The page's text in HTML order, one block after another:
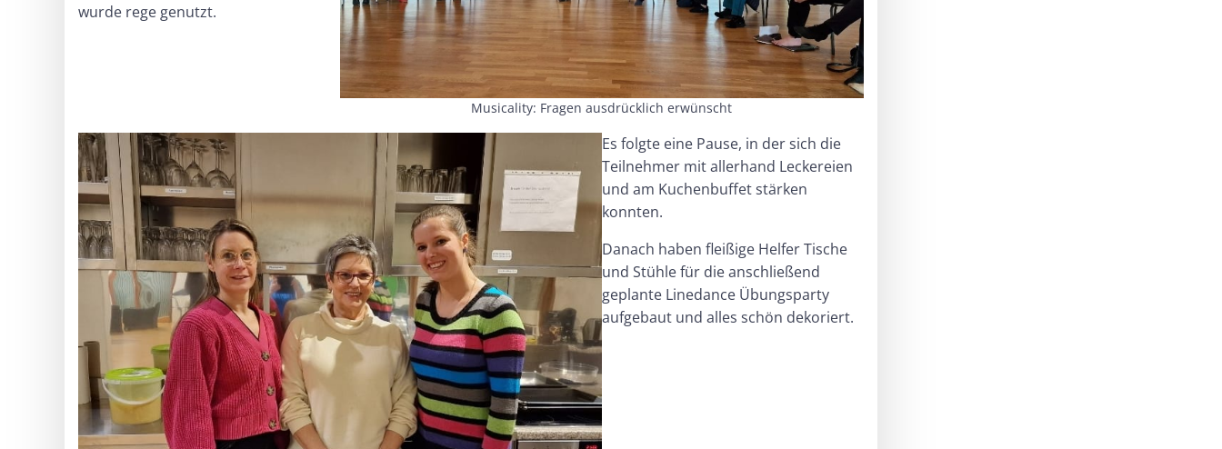
wurde rege genutzt.
Musicality: Fragen ausdrücklich erwünscht
Es folgte eine Pause, in der sich die
Teilnehmer mit allerhand Leckereien
und am Kuchenbuffet stärken
konnten.
Danach haben fleißige Helfer Tische
und Stühle für die anschließend
geplante Linedance Übungsparty
aufgebaut und alles schön dekoriert.